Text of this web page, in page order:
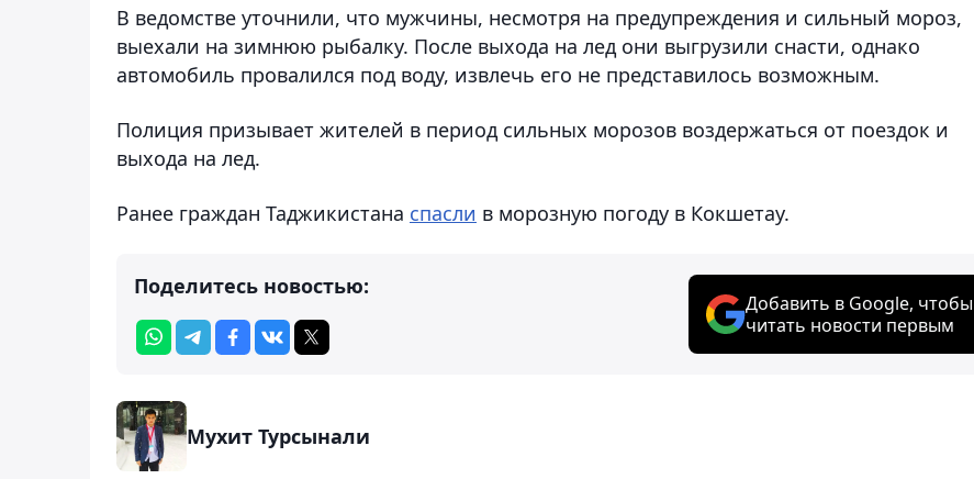
В ведомстве уточнили, что мужчины, несмотря на предупреждения и сильный мороз,
выехали на зимнюю рыбалку. После выхода на лед они выгрузили снасти, однако
автомобиль провалился под воду, извлечь его не представилось возможным.
Полиция призывает жителей в период сильных морозов воздержаться от поездок и
выхода на лед.
Ранее граждан Таджикистана спасли в морозную погоду в Кокшетау.
Поделитесь новостью:
Добавить в Google, чтобы
читать новости первым
Мухит Турсынали